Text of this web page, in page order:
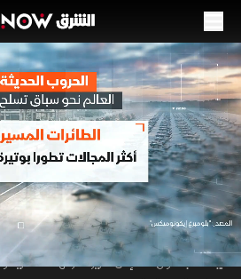
الموسم 2026
الحروب الحديثة.. العالم نحو
07 يوليو 2026 01:46 اقتصاد
تقارير اقتصاد الشرق
يشهد العالم تحولا متسارعا في سباق التسلح
المسيـرة والذكاء الصناعي والذخائر الموجهة
وتغير طبيعة التهديدات. وفي المقابل تواصل
بينما تتجه دول عدة إلى تعزيز قدراتها